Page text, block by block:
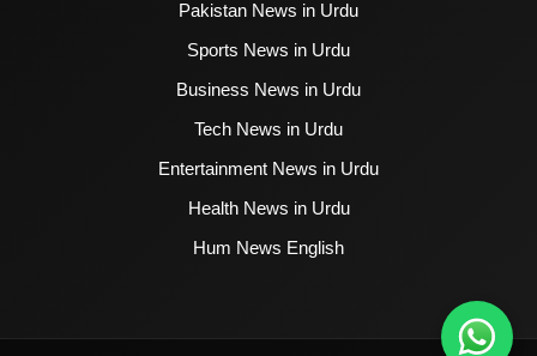
Pakistan News in Urdu
Sports News in Urdu
Business News in Urdu
Tech News in Urdu
Entertainment News in Urdu
Health News in Urdu
Hum News English